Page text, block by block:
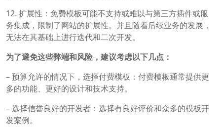
12. 扩展性：免费模板可能不支持或难以与第三方插件或服
务集成，限制了网站的扩展性。并且随着后续业务的发展，
无法在其基础上进行迭代和二次开发。
为了避免这些弊端和风险，建议考虑以下几点：
– 预算允许的情况下，选择付费模板：付费模板通常提供更
多的功能、更好的设计和技术支持。
– 选择信誉良好的开发者：选择有良好评价和众多的模板开
发案例。